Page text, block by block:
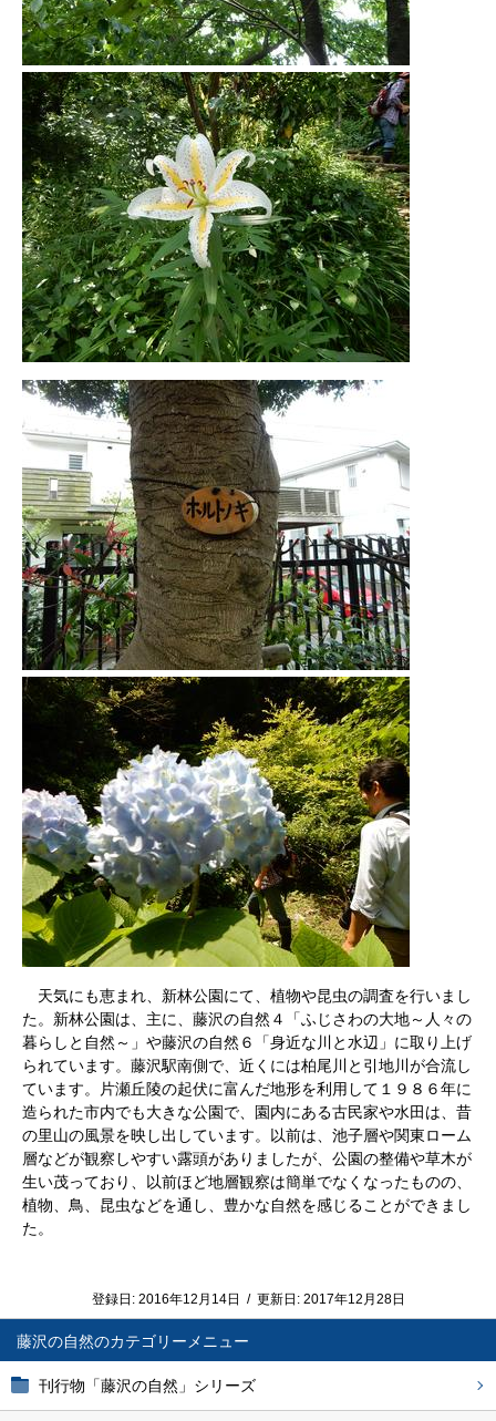
藤沢の自然
刊行物「藤沢の自然」シリーズ
天気にも恵まれ、新林公園にて、植物や昆虫の調査を行いまし
た。新林公園は、主に、藤沢の自然４「ふじさわの大地～人々の
暮らしと自然～」や藤沢の自然６「身近な川と水辺」に取り上げ
られています。藤沢駅南側で、近くには柏尾川と引地川が合流し
ています。片瀬丘陵の起伏に富んだ地形を利用して１９８６年に
造られた市内でも大きな公園で、園内にある古民家や水田は、昔
の里山の風景を映し出しています。以前は、池子層や関東ローム
層などが観察しやすい露頭がありましたが、公園の整備や草木が
生い茂っており、以前ほど地層観察は簡単でなくなったものの、
植物、鳥、昆虫などを通し、豊かな自然を感じることができまし
た。
登録日: 2016年12月14日 / 更新日: 2017年12月28日